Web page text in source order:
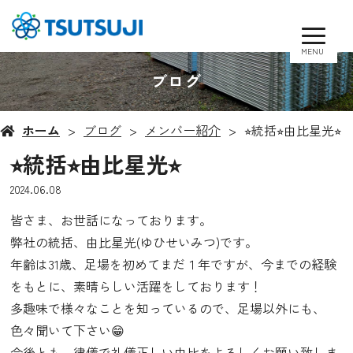
MENU
ブログ
ホーム ブログ メンバー紹介 ⭐︎統括⭐︎由比星光⭐︎
⭐︎統括⭐︎由比星光⭐︎
2024.06.08
皆さま、お世話になっております。
弊社の統括、由比星光(ゆひせいみつ)です。
年齢は31歳、足場を初めてまだ１年ですが、今までの経験
をもとに、素晴らしい活躍をしております！
多趣味で様々なことを知っているので、足場以外にも、
色々聞いて下さい😁